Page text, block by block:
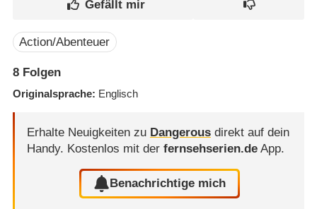
Action/Abenteuer
8Folgen
Originalsprache Englisch
Erhalte Neuigkeiten zu Dangerousdirekt auf dein
Handy. Kostenlos mit der fernsehserien.deApp.
Benachrichtige mich